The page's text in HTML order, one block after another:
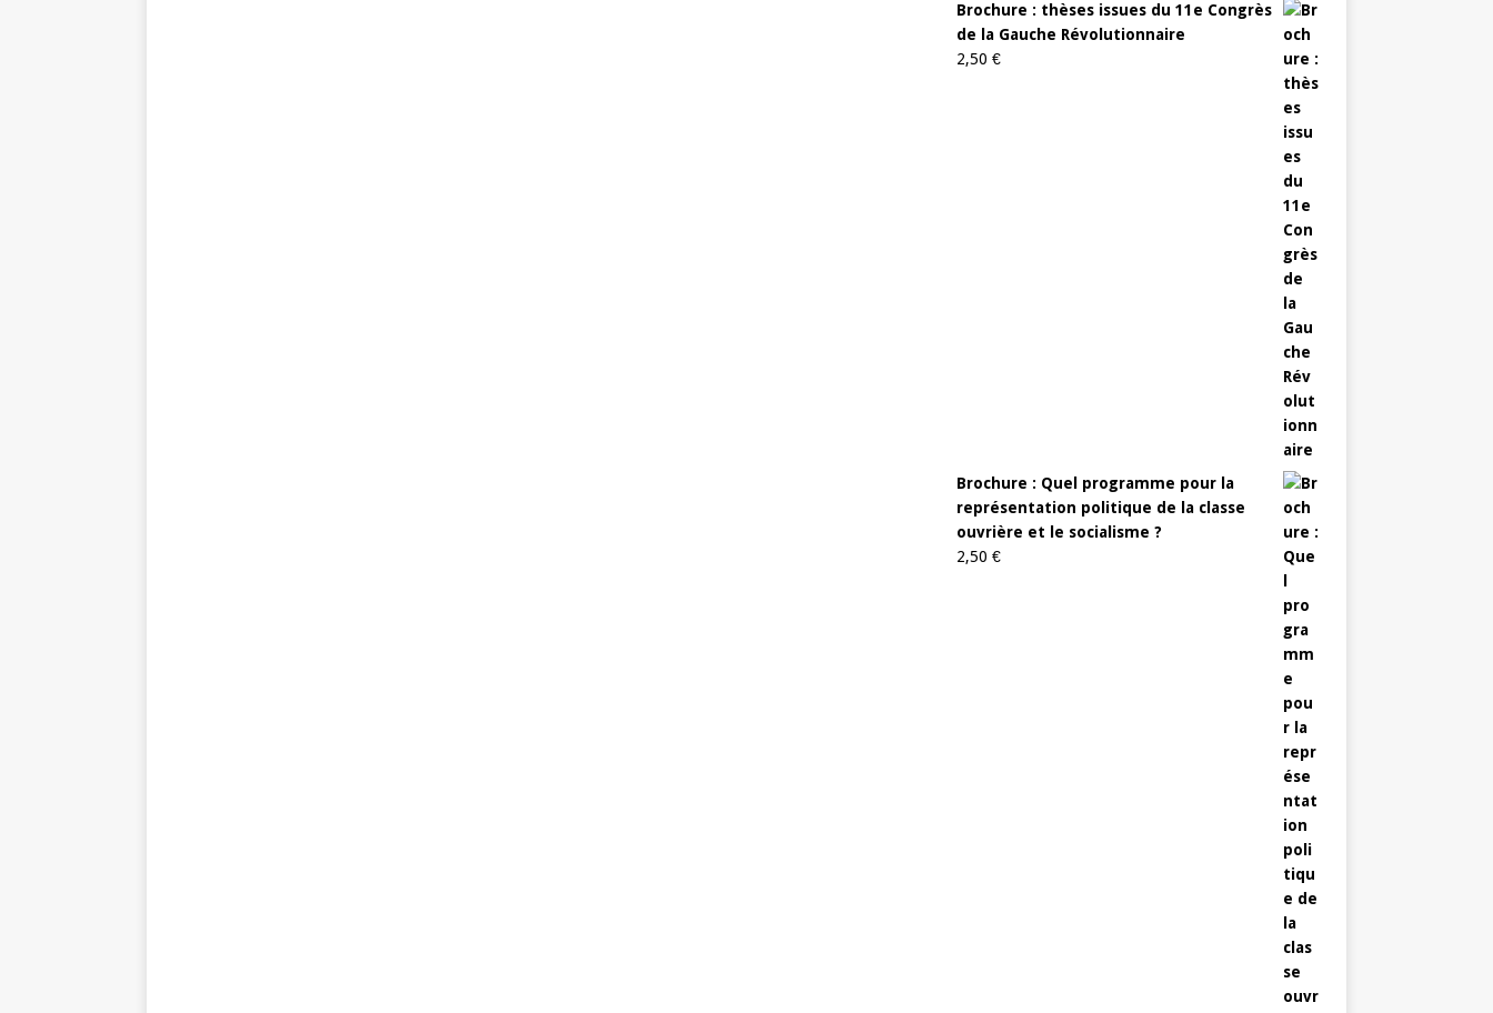
Brochure : thèses issues du 11e Congrès
de la Gauche Révolutionnaire
2,50 €
Brochure : Quel programme pour la
représentation politique de la classe
ouvrière et le socialisme ?
2,50 €